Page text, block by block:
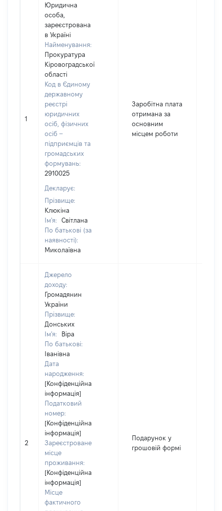
1
Юридична
особа,
зареєстрована
в Україні
Найменування:
Прокуратура
Кіровоградської
області
Код в Єдиному
державному
реєстрі
юридичних
осіб, фізичних
осіб –
підприємців та
громадських
формувань:
2910025
Декларує:
Прізвище:
Клюкіна
Ім'я:
Світлана
По батькові (за
наявності):
Миколаївна
Заробітна плата
отримана за
основним
місцем роботи
2
Джерело
доходу:
Громадянин
України
Прізвище:
Донських
Ім'я:
Віра
По батькові:
Іванівна
Дата
народження:
[Конфіденційна
інформація]
Податковий
номер:
[Конфіденційна
інформація]
Зареєстроване
місце
проживання:
[Конфіденційна
інформація]
Місце
фактичного
Подарунок у
грошовій формі